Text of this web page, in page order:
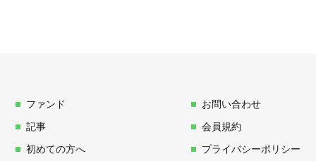
ファンド
記事
初めての方へ
お問い合わせ
会員規約
プライバシーポリシー